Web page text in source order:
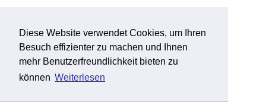
Diese Website verwendet Cookies, um Ihren
Besuch effizienter zu machen und Ihnen
mehr Benutzerfreundlichkeit bieten zu
können Weiterlesen
Impressum/Kontakt
Datenschutzerklärung
Seitenverzeichnis